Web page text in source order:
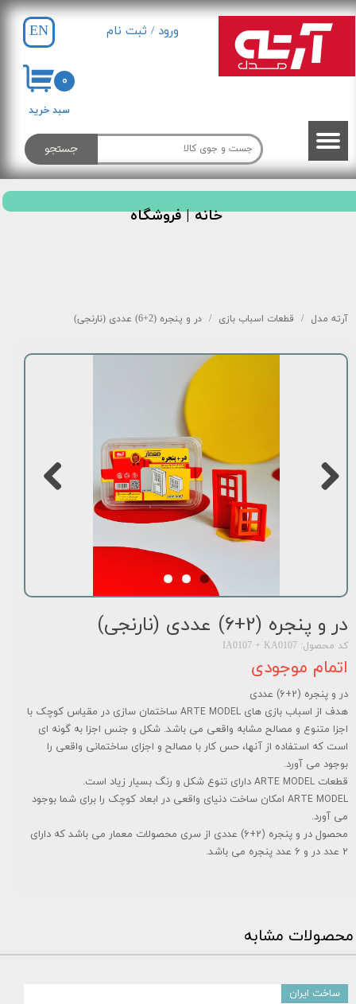
جستجو
EN
۰
سبد خرید
ورود / ثبت نام
حساب کاربری من
تغییر گذر واژه
خروج از حساب کاربری
خانه |فروشگاه
آرته مدل قطعات اسباب بازی در و پنجره (2+6) عددی (نارنجی)
در و پنجره (2+6) عددی (نارنجی)
کد محصول: IA0107 + KA0107
اتمام موجودی
در و پنجره (2+6) عددی
هدف از اسباب بازی های ARTE MODELساختمان سازی در مقیاس کوچک با
اجزا متنوع و مصالح مشابه واقعی می باشد. شکل و جنس اجزا به گونه ای
است که استفاده از آنها، حس کار با مصالح و اجزای ساختمانی واقعی را
بوجود می آورد.
قطعات
دارای تنوع شکل و رنگ بسیار زیاد است.
ARTE MODEL امکان ساخت دنیای واقعی در ابعاد کوچک را برای شما بوجود
می آورد.
محصول در و پنجره (2+6) عددی از سری محصولات معمار می باشد که دارای
2 عدد در و 6 عدد پنجره می باشد.
محصولات مشابه
ساخت ایران